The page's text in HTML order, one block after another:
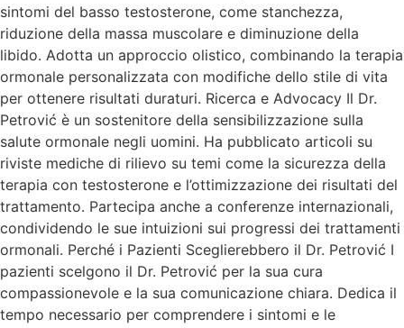
sintomi del basso testosterone, come stanchezza,
riduzione della massa muscolare e diminuzione della
libido. Adotta un approccio olistico, combinando la terapia
ormonale personalizzata con modifiche dello stile di vita
per ottenere risultati duraturi. Ricerca e Advocacy Il Dr.
Petrović è un sostenitore della sensibilizzazione sulla
salute ormonale negli uomini. Ha pubblicato articoli su
riviste mediche di rilievo su temi come la sicurezza della
terapia con testosterone e l’ottimizzazione dei risultati del
trattamento. Partecipa anche a conferenze internazionali,
condividendo le sue intuizioni sui progressi dei trattamenti
ormonali. Perché i Pazienti Sceglierebbero il Dr. Petrović I
pazienti scelgono il Dr. Petrović per la sua cura
compassionevole e la sua comunicazione chiara. Dedica il
tempo necessario per comprendere i sintomi e le